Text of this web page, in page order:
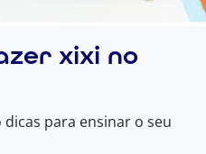
xixi no
para ensinar o seu